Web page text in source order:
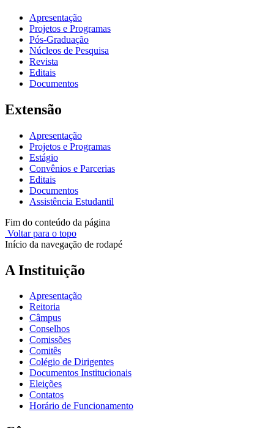
Apresentação
Projetos e Programas
Pós-Graduação
Núcleos de Pesquisa
Revista
Editais
Documentos
Extensão
Apresentação
Projetos e Programas
Estágio
Convênios e Parcerias
Editais
Documentos
Assistência Estudantil
Fim do conteúdo da página
Voltar para o topo
Início da navegação de rodapé
A Instituição
Apresentação
Reitoria
Câmpus
Conselhos
Comissões
Comitês
Colégio de Dirigentes
Documentos Institucionais
Eleições
Contatos
Horário de Funcionamento